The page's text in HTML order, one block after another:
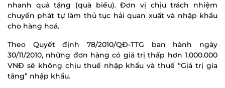
nhanh quà tặng (quà biếu). Đơn vị chịu trách nhiệm
chuyển phát tự làm thủ tục hải quan xuất và nhập khẩu
cho hàng hoá.
Theo Quyết định 78/2010/QĐ-TTG ban hành ngày
30/11/2010, những đơn hàng có giá trị thấp hơn 1.000.000
VNĐ sẽ không chịu thuế nhập khẩu và thuế “Giá trị gia
tăng” nhập khẩu.